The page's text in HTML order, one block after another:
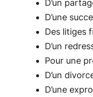
D’un
D’une
Des litiges
D’un
Pour une
D’un
D’une